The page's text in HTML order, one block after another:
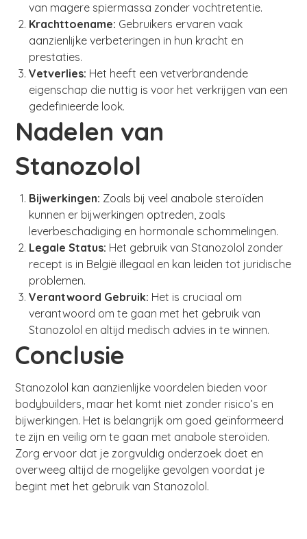
van magere spiermassa zonder vochtretentie.
Krachttoename: Gebruikers ervaren vaak
aanzienlijke verbeteringen in hun kracht en
prestaties.
Vetverlies: Het heeft een vetverbrandende
eigenschap die nuttig is voor het verkrijgen van een
gedefinieerde look.
Nadelen van
Stanozolol
Bijwerkingen: Zoals bij veel anabole steroïden
kunnen er bijwerkingen optreden, zoals
leverbeschadiging en hormonale schommelingen.
Legale Status: Het gebruik van Stanozolol zonder
recept is in België illegaal en kan leiden tot juridische
problemen.
Verantwoord Gebruik: Het is cruciaal om
verantwoord om te gaan met het gebruik van
Stanozolol en altijd medisch advies in te winnen.
Conclusie
Stanozolol kan aanzienlijke voordelen bieden voor
bodybuilders, maar het komt niet zonder risico’s en
bijwerkingen. Het is belangrijk om goed geïnformeerd
te zijn en veilig om te gaan met anabole steroïden.
Zorg ervoor dat je zorgvuldig onderzoek doet en
overweeg altijd de mogelijke gevolgen voordat je
begint met het gebruik van Stanozolol.